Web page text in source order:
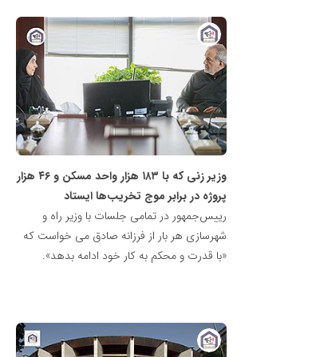
وزیر زنی که با ۱۸۳ هزار واحد مسکن و ۴۶ هزار
پروژه در برابر موج تخریب‌ها ایستاد
رییس‌جمهور در تمامی جلسات با وزیر راه و
شهرسازی هر بار از فرزانه صادق می خواست که
«با قدرت و محکم به کار خود ادامه بدهد».
پایگاه
خبری
نهضت
ملی
مسکن